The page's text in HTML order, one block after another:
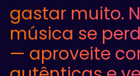
gastar muito.
música se
— aproveite